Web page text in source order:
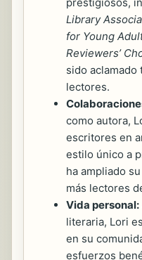
Library
for Young
Reviewers’
sido
lectores.
como autora,
escritores en
estilo único a
ha ampliado
más lectores
Vida personal:
literaria, Lori
en su
esfuerzos